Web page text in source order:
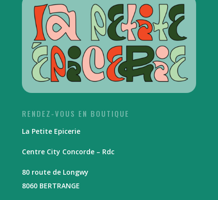
RENDEZ-VOUS EN BOUTIQUE
La Petite Epicerie
Centre City Concorde – Rdc
80 route de Longwy
8060 BERTRANGE